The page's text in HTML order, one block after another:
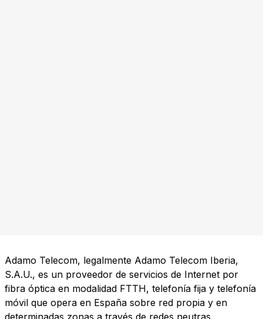
Adamo Telecom, legalmente Adamo Telecom Iberia,
S.A.U., es un proveedor de servicios de Internet por
fibra óptica en modalidad FTTH, telefonía fija y telefonía
móvil que opera en España sobre red propia y en